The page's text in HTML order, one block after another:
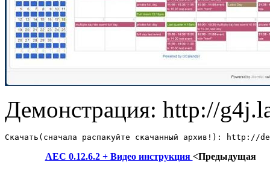
Демонстрация: http://
Скачать(сначала распакуйте скачанный архив!):
AEC 0.12.6.2 + Видео инструкция <Предыдущая